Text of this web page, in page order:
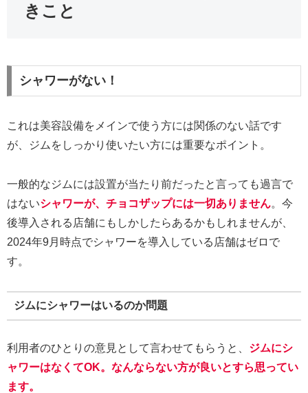
きこと
シャワーがない！
これは美容設備をメインで使う方には関係のない話です
が、ジムをしっかり使いたい方には重要なポイント。
一般的なジムには設置が当たり前だったと言っても過言で
はないシャワーが、チョコザップには一切ありません。今
後導入される店舗にもしかしたらあるかもしれませんが、
2024年9月時点でシャワーを導入している店舗はゼロで
す。
ジムにシャワーはいるのか問題
利用者のひとりの意見として言わせてもらうと、 ジムにシ
ャワーはなくてOK。なんならない方が良いとすら思ってい
ます。